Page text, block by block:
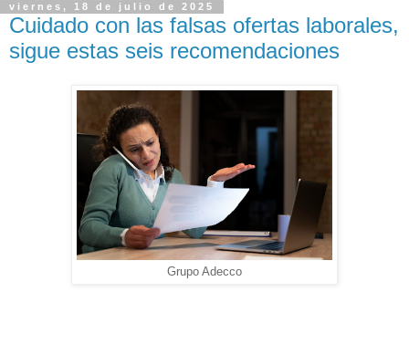
viernes, 18 de julio de 2025
Cuidado con las falsas ofertas laborales,
sigue estas seis recomendaciones
Grupo Adecco